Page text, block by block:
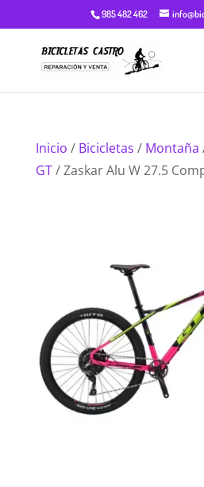
985 482 462
Inicio / Bicicletas / Montaña
GT/ Zaskar Alu W 27.5